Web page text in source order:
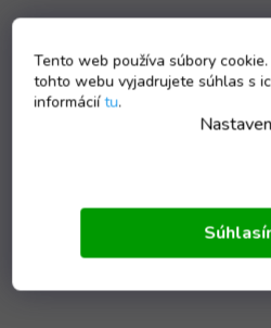
Tento web používa súbory
tohto webu vyjadrujete súhlas s
informáciítu.